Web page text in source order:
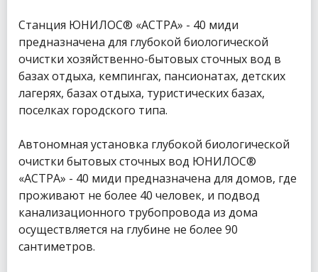
Станция ЮНИЛОС® «АСТРА» - 40 миди
предназначена для глубокой биологической
очистки хозяйственно-бытовых сточных вод в
базах отдыха, кемпингах, пансионатах, детских
лагерях, базах отдыха, туристических базах,
поселках городского типа.
Автономная установка глубокой биологической
очистки бытовых сточных вод ЮНИЛОС®
«АСТРА» - 40 миди предназначена для домов, где
проживают не более 40 человек, и подвод
канализационного трубопровода из дома
осуществляется на глубине не более 90
сантиметров.